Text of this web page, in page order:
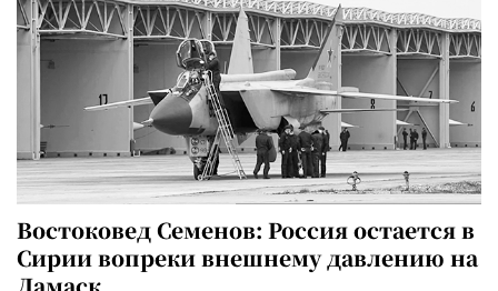
Востоковед Семенов: Россия остается в
Сирии вопреки внешнему давлению на
Дамаск